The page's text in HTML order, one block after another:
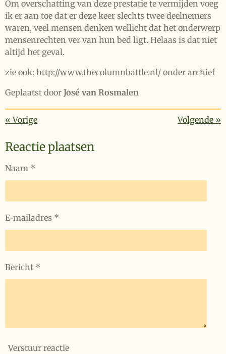
Om overschatting van deze prestatie te vermijden voeg
ik er aan toe dat er deze keer slechts twee deelnemers
waren, veel mensen denken wellicht dat het onderwerp
mensenrechten ver van hun bed ligt. Helaas is dat niet
altijd het geval.
zie ook: http://www.thecolumnbattle.nl/ onder archief
Geplaatst door José van Rosmalen
«Vorige Volgende »
Reactie plaatsen
Naam *
E-mailadres *
Bericht *
Verstuur reactie